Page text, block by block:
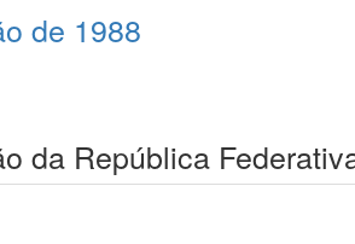
de 1988
da República